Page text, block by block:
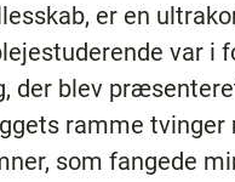
er en
var
der blev
ramme tvinger
som fangede